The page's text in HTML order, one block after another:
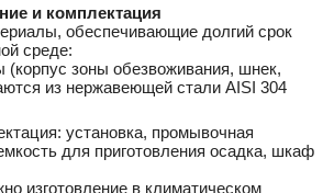
и комплектация
обеспечивающие долгий срок
среде:
зоны обезвоживания, шнек,
из нержавеющей стали AISI 304
установка, промывочная
для приготовления осадка, шкаф
изготовление в климатическом